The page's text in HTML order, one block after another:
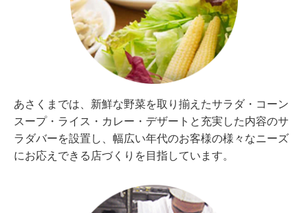
あさくまでは、新鮮な野菜を取り揃えたサラダ・コーン
スープ・ライス・カレー・デザートと充実した内容のサ
ラダバーを設置し、幅広い年代のお客様の様々なニーズ
にお応えできる店づくりを目指しています。